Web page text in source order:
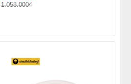
1.058.000₫